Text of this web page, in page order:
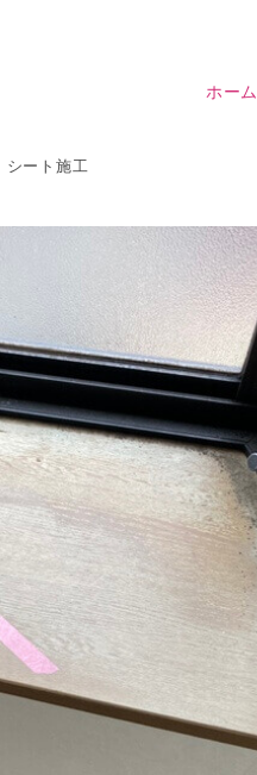
ホーム
シート施工